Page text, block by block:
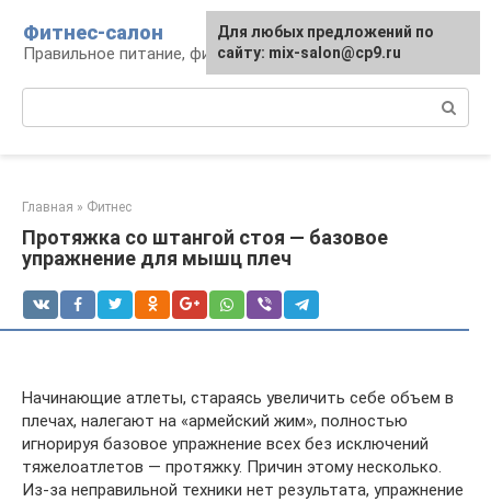
контенту
Фитнес-салон
Правильное питание, фитнес, образ жизни
Главная » Фитнес
Протяжка со штангой стоя — базовое
упражнение для мышц плеч
Начинающие атлеты, стараясь увеличить себе объем в
плечах, налегают на «армейский жим», полностью
игнорируя базовое упражнение всех без исключений
тяжелоатлетов — протяжку. Причин этому несколько.
Из-за неправильной техники нет результата, упражнение
Для любых предложений по
сайту: mix-salon@cp9.ru